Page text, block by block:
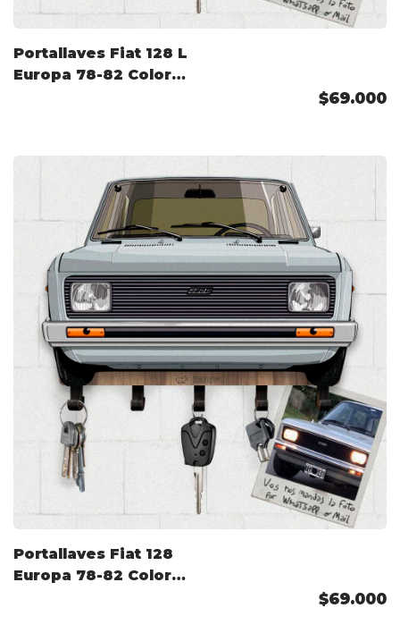
Portallaves Fiat 128 L
Europa 78-82 Color
$69.000
Portallaves Fiat 128
Europa 78-82 Color
$69.000